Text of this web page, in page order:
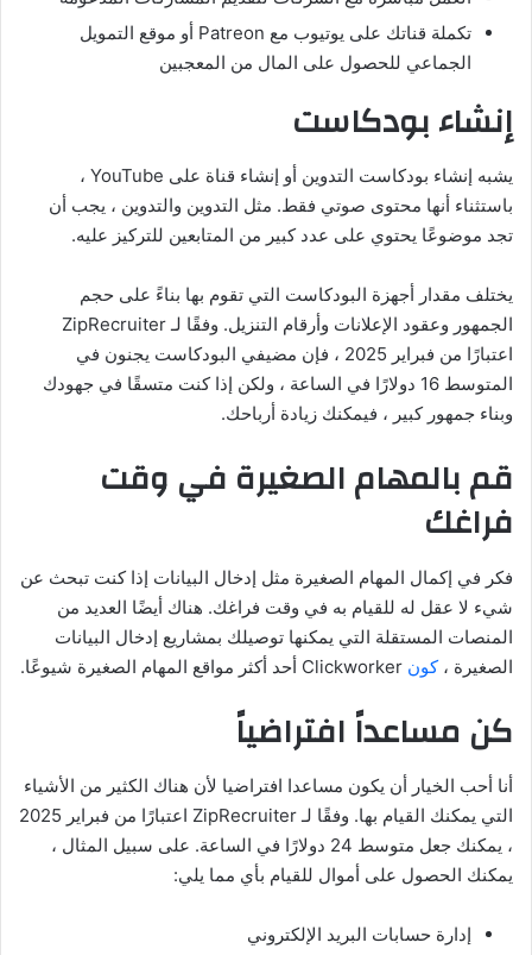
تكملة قناتك على يوتيوب مع Patreon أو موقع التمويل
الجماعي للحصول على المال من المعجبين
إنشاء بودكاست
يشبه إنشاء بودكاست التدوين أو إنشاء قناة على YouTube ،
باستثناء أنها محتوى صوتي فقط. مثل التدوين والتدوين ، يجب أن
تجد موضوعًا يحتوي على عدد كبير من المتابعين للتركيز عليه.
يختلف مقدار أجهزة البودكاست التي تقوم بها بناءً على حجم
الجمهور وعقود الإعلانات وأرقام التنزيل. وفقًا لـ ZipRecruiter
اعتبارًا من فبراير 2025 ، فإن مضيفي البودكاست يجنون في
المتوسط 16 دولارًا في الساعة ، ولكن إذا كنت متسقًا في جهودك
وبناء جمهور كبير ، فيمكنك زيادة أرباحك.
قم بالمهام الصغيرة في وقت
فراغك
فكر في إكمال المهام الصغيرة مثل إدخال البيانات إذا كنت تبحث عن
شيء لا عقل له للقيام به في وقت فراغك. هناك أيضًا العديد من
المنصات المستقلة التي يمكنها توصيلك بمشاريع إدخال البيانات
الصغيرة ،كون
كن مساعداً افتراضياً
أنا أحب الخيار أن يكون مساعدا افتراضيا لأن هناك الكثير من الأشياء
التي يمكنك القيام بها. وفقًا لـ ZipRecruiter اعتبارًا من فبراير 2025
، يمكنك جعل متوسط 24 دولارًا في الساعة. على سبيل المثال ،
يمكنك الحصول على أموال للقيام بأي مما يلي:
إدارة حسابات البريد الإلكتروني